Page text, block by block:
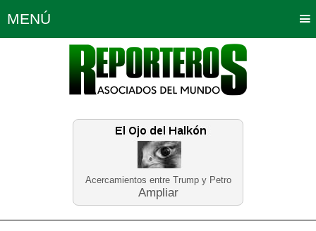
Acercamientos entre Trump y Petro
Ampliar
MENÚ
Política Opinión Bogotá
Planeta Tierra Deportes
Educación Neira